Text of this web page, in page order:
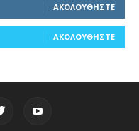
ΑΚΟΛΟΥΘΉΣΤΕ
ΑΚΟΛΟΥΘΉΣΤΕ